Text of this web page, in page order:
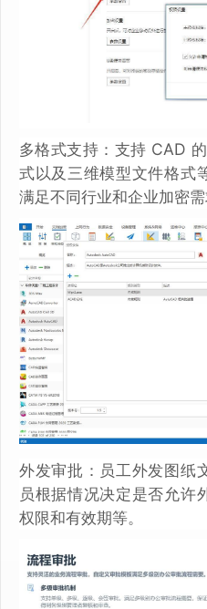
多格式支持：支持 CAD
式以及三维模型文件格式
满足不同行业和企业加密需
外发审批：员工外发图纸
员根据情况决定是否允许
权限和有效期等。